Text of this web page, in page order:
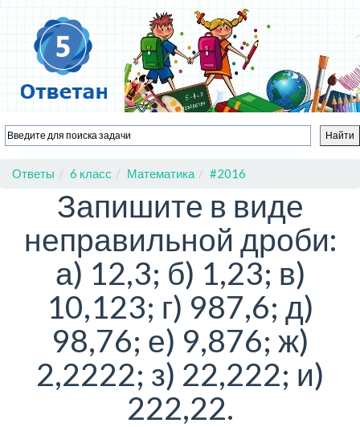
Ответы 6 класс Математика #2016
Запишите в виде
неправильной дроби:
а) 12,3; б) 1,23; в)
10,123; г) 987,6; д)
98,76; е) 9,876; ж)
2,2222; з) 22,222; и)
222,22.